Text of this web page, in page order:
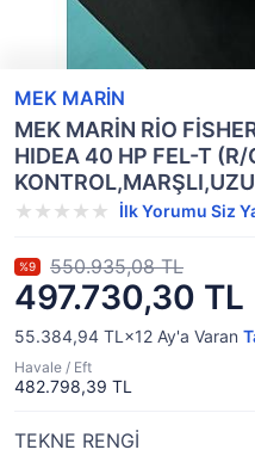
MEK MARİN
MEK MARİN RİO
HIDEA 40 HP FEL-T (R/
İlk Yorumu Siz
497.730,30 TL
%9 550.935,08 TL
55.384,94 TL×12 Ay'a Varan
Havale / Eft
482.798,39 TL
TEKNE RENGİ